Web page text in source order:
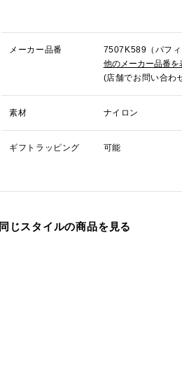
メーカー品番
7507K589（パフィ
他のメーカー品番を
(店舗でお問い合わ
素材 ナイロン
ギフトラッピング 可能
同じスタイルの商品を見る